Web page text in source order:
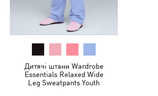
Дитячі штани Wardrobe
Essentials Relaxed Wide
Leg Sweatpants Youth